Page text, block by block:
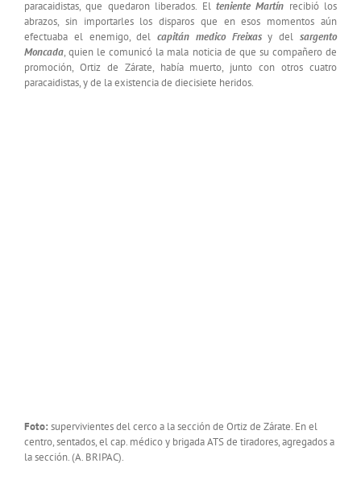
paracaidistas, que quedaron liberados. El teniente Martín recibió los
abrazos, sin importarles los disparos que en esos momentos aún
efectuaba el enemigo, delcapitán medico Freixasy delsargento
Moncada, quien le comunicó la mala noticia de que su compañero de
promoción, Ortiz de Zárate, había muerto, junto con otros cuatro
paracaidistas, y de la existencia de diecisiete heridos.
Foto: supervivientes del cerco a la sección de Ortiz de Zárate. En el
centro, sentados, el cap. médico y brigada ATS de tiradores, agregados a
la sección. (A. BRIPAC).